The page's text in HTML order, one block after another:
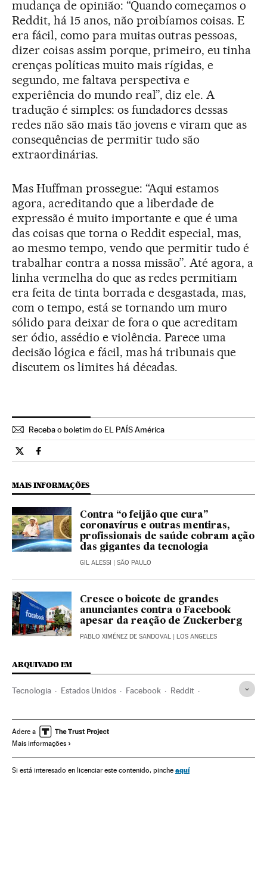
mudança de opinião: “Quando começamos o
Reddit, há 15 anos, não proibíamos coisas. E
era fácil, como para muitas outras pessoas,
dizer coisas assim porque, primeiro, eu tinha
crenças políticas muito mais rígidas, e
segundo, me faltava perspectiva e
experiência do mundo real”, diz ele. A
tradução é simples: os fundadores dessas
redes não são mais tão jovens e viram que as
consequências de permitir tudo são
extraordinárias.
Mas Huffman prossegue: “Aqui estamos
agora, acreditando que a liberdade de
expressão é muito importante e que é uma
das coisas que torna o Reddit especial, mas,
ao mesmo tempo, vendo que permitir tudo é
trabalhar contra a nossa missão”. Até agora, a
linha vermelha do que as redes permitiam
era feita de tinta borrada e desgastada, mas,
com o tempo, está se tornando um muro
sólido para deixar de fora o que acreditam
ser ódio, assédio e violência. Parece uma
decisão lógica e fácil, mas há tribunais que
discutem os limites há décadas.
Receba o boletim do EL PAÍS América
Tecnologia El País Brasil en Twitter
Tecnologia El País Brasil en Facebook
MAIS INFORMAÇÕES
Contra “o feijão que cura”
coronavírus e outras mentiras,
profissionais de saúde cobram ação
das gigantes da tecnologia
GIL ALESSI | SÃO PAULO
Cresce o boicote de grandes
anunciantes contra o Facebook
apesar da reação de Zuckerberg
PABLO XIMÉNEZ DE SANDOVAL | LOS ANGELES
ARQUIVADO EM
Tecnologia Estados Unidos Facebook Reddit
Milícias Donald Trump
Adere a
Mais informações
Si está interesado en licenciar este contenido, pinche aquí